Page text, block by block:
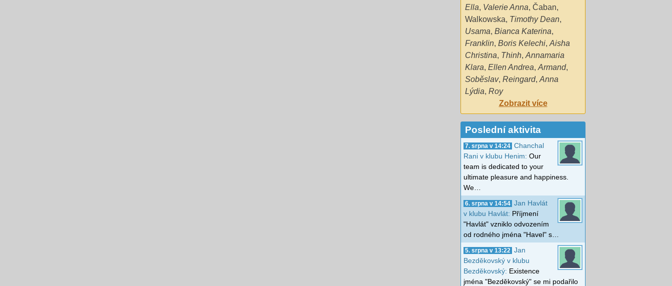
Ella, Valerie Anna, Čaban,
Walkowska, Timothy Dean,
Usama, Bianca Katerina,
Franklin, Boris Kelechi, Aisha
Christina, Thinh, Annamaria
Klara, Ellen Andrea, Armand,
Soběslav, Reingard, Anna
Lýdia, Roy
Zobrazit více
Poslední aktivita
7. srpna v 14:24 Chanchal
Rani v klubu Henim: Our
team is dedicated to your
ultimate pleasure and happiness.
We…
6. srpna v 14:54 Jan Havlát
v klubu Havlát: Příjmení
"Havlát" vzniklo odvozením
od rodného jména "Havel" s…
5. srpna v 13:22
Jan
Bezděkovský v klubu
Bezděkovský: Existence
jména "Bezděkovský" se mi podařilo